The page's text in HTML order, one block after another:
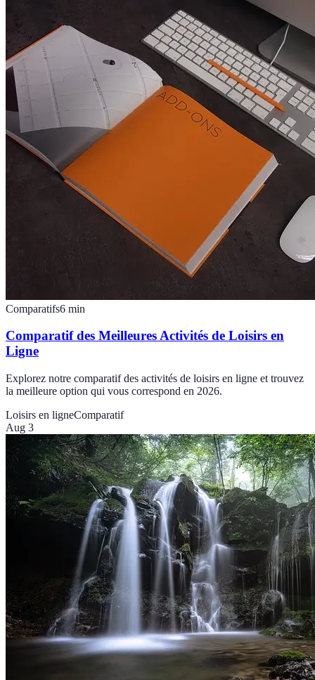
Comparatifs6 min
Comparatif des Meilleures Activités de Loisirs en
Ligne
Explorez notre comparatif des activités de loisirs en ligne et trouvez
la meilleure option qui vous correspond en 2026.
Loisirs en ligneComparatif
Aug 3